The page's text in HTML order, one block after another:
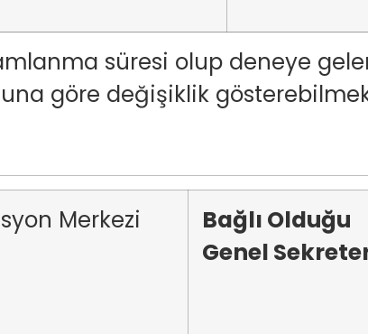
süresi olup deneye
göre değişiklik
Merkezi
Bağlı Olduğu
Genel